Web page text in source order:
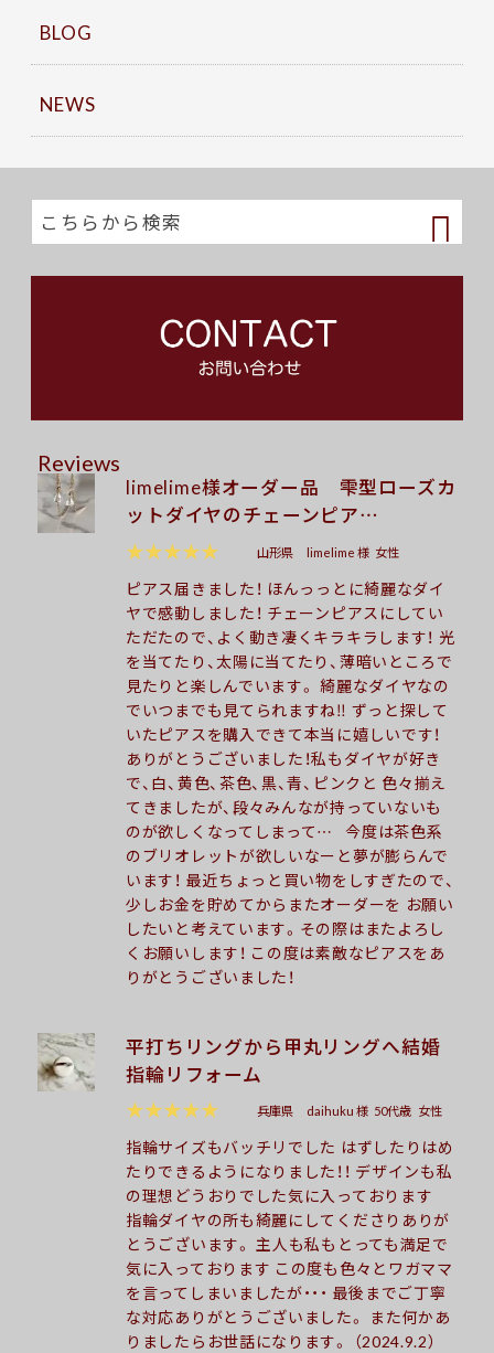
BLOG
NEWS
Reviews
limelime様オーダー品 雫型ローズカ
ットダイヤのチェーンピア…
★★★★★
山形県 limelime 様 女性
ピアス届きました！ ほんっっとに綺麗なダイ
ヤで感動しました！ チェーンピアスにしてい
ただたので、よく動き凄くキラキラします！ 光
を当てたり、太陽に当てたり、薄暗いところで
見たりと楽しんでいます。 綺麗なダイヤなの
でいつまでも見てられますね‼︎ ずっと探して
いたピアスを購入できて本当に嬉しいです！
ありがとうございました！私もダイヤが好き
で、白、黄色、茶色、黒、青、ピンクと 色々揃え
てきましたが、段々みんなが持っていないも
のが欲しくなってしまって… 今度は茶色系
のブリオレットが欲しいなーと夢が膨らんで
います！ 最近ちょっと買い物をしすぎたので、
少しお金を貯めてからまたオーダーを お願い
したいと考えています。その際はまたよろし
くお願いします！ この度は素敵なピアスをあ
りがとうございました！
平打ちリングから甲丸リングへ結婚
指輪リフォーム
★★★★★
兵庫県 daihuku 様 50代歳 女性
指輪サイズもバッチリでした はずしたりはめ
たりできるようになりました！！ デザインも私
の理想どうおりでした気に入っております
指輪ダイヤの所も綺麗にしてくださりありが
とうございます。 主人も私もとっても満足で
気に入っております この度も色々とワガママ
を言ってしまいましたが・・・ 最後までご丁寧
な対応ありがとうございました。 また何かあ
りましたらお世話になります。 （2024.9.2）